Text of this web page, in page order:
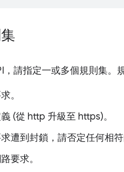
，請指定一或多個規則集。
。
(從 http 升級至 https)。
遭到封鎖，請否定任何相符
要求。